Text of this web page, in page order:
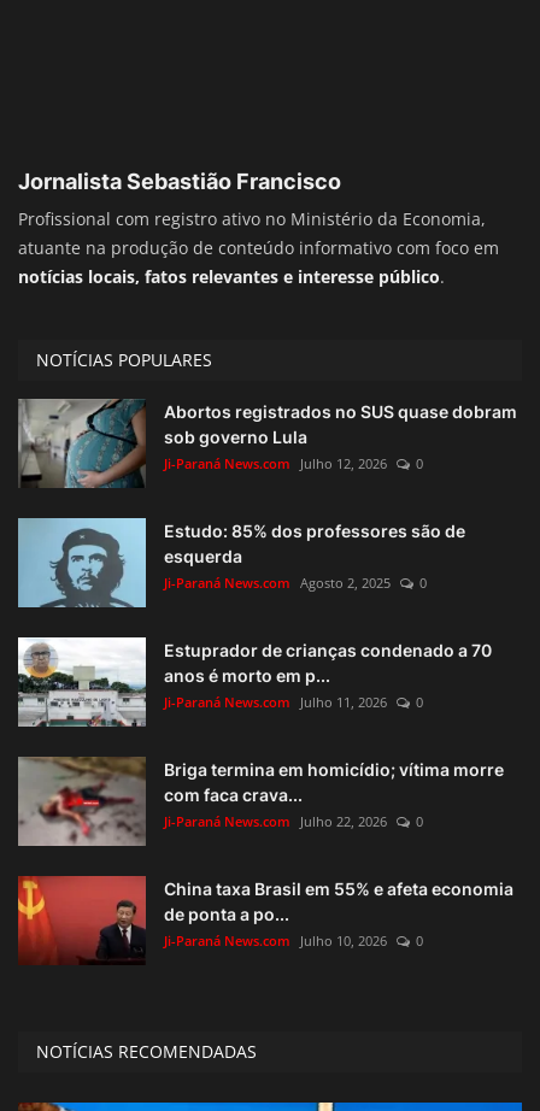
Jornalista Sebastião Francisco
Profissional com registro ativo no Ministério da Economia,
atuante na produção de conteúdo informativo com foco em
notícias locais, fatos relevantes e interesse público.
NOTÍCIAS POPULARES
Abortos registrados no SUS quase dobram
sob governo Lula
Ji-Paraná News.com Julho 12, 2026 0
Estudo: 85% dos professores são de
esquerda
Ji-Paraná News.com Agosto 2, 2025 0
Estuprador de crianças condenado a 70
anos é morto em p...
Ji-Paraná News.com Julho 11, 2026 0
Briga termina em homicídio; vítima morre
com faca crava...
Ji-Paraná News.com Julho 22, 2026 0
China taxa Brasil em 55% e afeta economia
de ponta a po...
Ji-Paraná News.com Julho 10, 2026 0
NOTÍCIAS RECOMENDADAS